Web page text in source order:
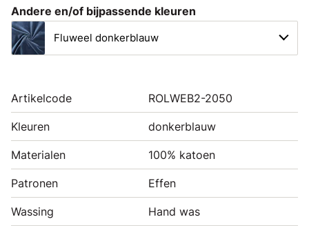
Andere en/of bijpassende kleuren
Fluweel donkerblauw
Artikelcode ROLWEB2-2050
Kleuren donkerblauw
Materialen 100% katoen
Patronen Effen
Wassing Hand was